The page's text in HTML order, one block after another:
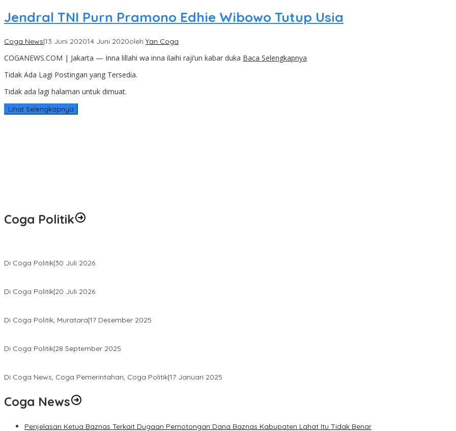
Jendral TNI Purn Pramono Edhie Wibowo Tutup Usia
Coga News|13 Juni 202014 Juni 2020oleh Yan Coga
COGANEWS.COM | Jakarta — Inna lillahi wa inna ilaihi raji’un kabar duka Baca Selengkapnya
Tidak Ada Lagi Postingan yang Tersedia.
Tidak ada lagi halaman untuk dimuat.
Lihat Selengkapnya
Coga Politik
Di Coga Politik|30 Juli 2026
Di Coga Politik|20 Juli 2026
Di Coga Politik, Muratara|17 Desember 2025
Di Coga Politik|28 September 2025
Di Coga News, Coga Pemerintahan, Coga Politik|17 Januari 2025
Coga News
Penjelasan Ketua Baznas Terkait Dugaan Pemotongan Dana Baznas Kabupaten Lahat Itu Tidak Benar